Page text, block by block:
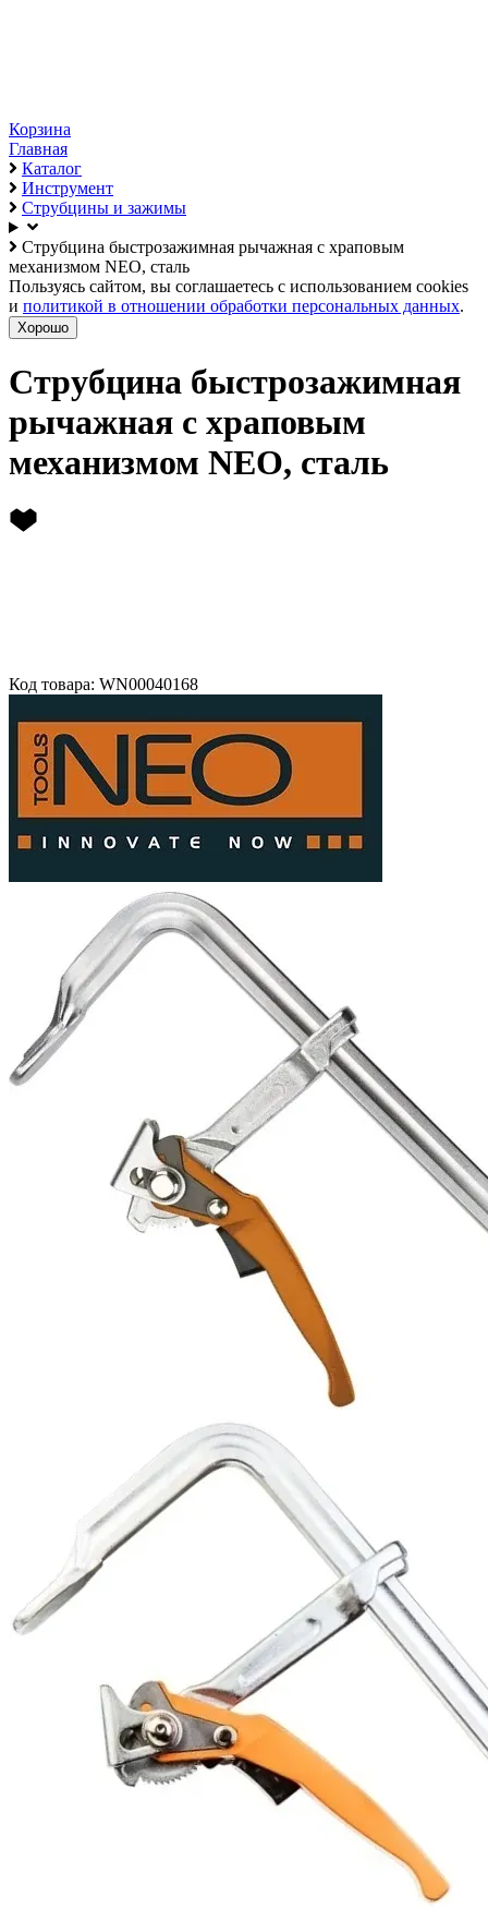
Корзина
Главная
Каталог
Инструмент
Струбцины и зажимы
Струбцина быстрозажимная рычажная с храповым
механизмом NEO, сталь
Пользуясь сайтом, вы соглашаетесь с использованием cookies
и политикой в отношении обработки персональных данных.
Хорошо
Струбцина быстрозажимная
рычажная с храповым
механизмом NEO, сталь
Код товара: WN00040168